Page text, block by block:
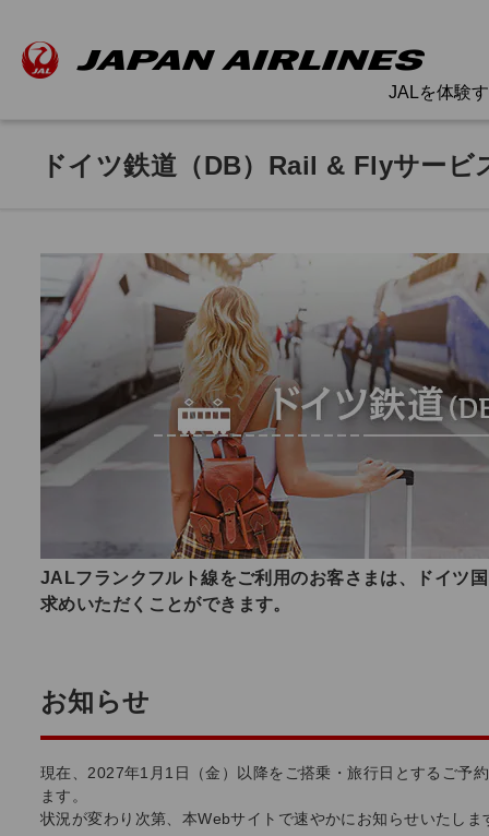
JALを体験
ドイツ鉄道（DB）Rail & Flyサービ
JALフランクフルト線をご利用のお客さまは、ドイツ
求めいただくことができます。
お知らせ
現在、2027年1月1日（金）以降をご搭乗・旅行日とするご予
ます。
状況が変わり次第、本Webサイトで速やかにお知らせいたし